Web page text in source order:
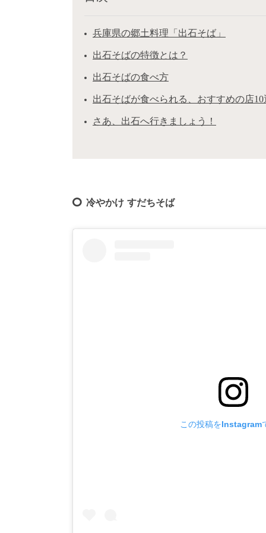
兵庫県の郷土料理「出石そば」
出石そばの特徴とは？
出石そばの食べ方
出石そばが食べられる、おすすめの店10
さあ、出石へ行きましょう！
冷やかけ すだちそば
この投稿をInstagram